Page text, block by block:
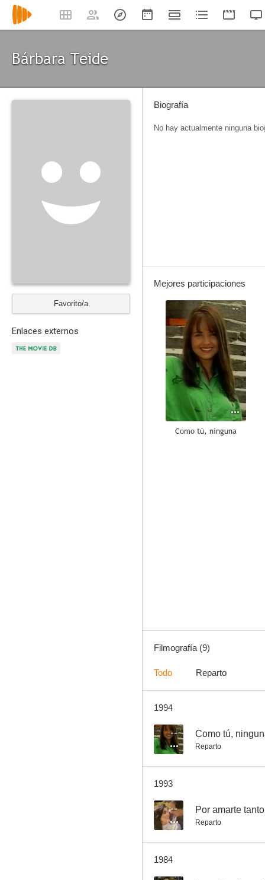
Bárbara Teide
Favorito/a
Enlaces externos
Biografía
No hay actualmente ninguna
Mejores participaciones
--
Como tú, ninguna
Filmografía (9)
Todo Reparto
1994
-- Como tú,
Reparto
1993
-- Por amarte tanto
Reparto
1984